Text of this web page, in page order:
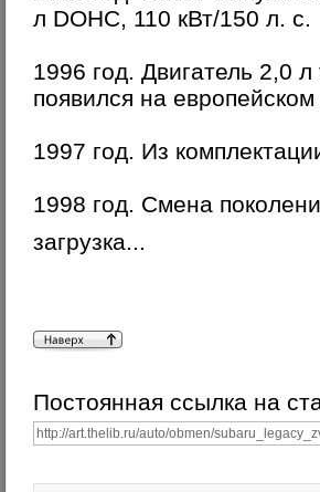
л DOHC, 110 кВт/150 л. с.
1996 год. Двигатель 2,0
появился на
1997 год. Из
1998 год. Смена
загрузка...
Постоянная ссылка на